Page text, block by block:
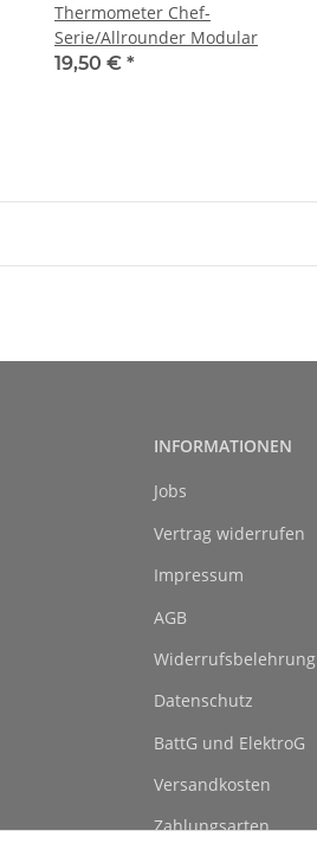
Thermometer Chef-
Serie/Allrounder Modular
19,50 € *
INFORMATIONEN
Jobs
Vertrag widerrufen
Impressum
AGB
Widerrufsbelehrung
Datenschutz
BattG und ElektroG
Versandkosten
Zahlungsarten